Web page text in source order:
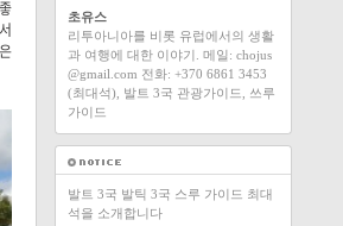
초유스
리투아니아를 비롯 유럽에서의 생활
과 여행에 대한 이야기. 메일: chojus
@gmail.com 전화: +370 6861 3453
(최대석), 발트 3국 관광가이드, 쓰루
가이드
발트 3국 발틱 3국 스루 가이드 최대
석을 소개합니다